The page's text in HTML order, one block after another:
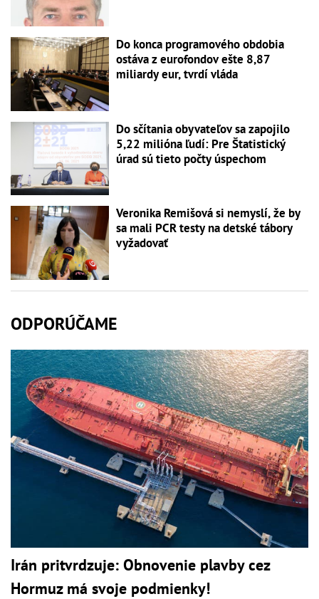
Do konca programového obdobia
ostáva z eurofondov ešte 8,87
miliardy eur, tvrdí vláda
Do sčítania obyvateľov sa zapojilo
5,22 milióna ľudí: Pre Štatistický
úrad sú tieto počty úspechom
Veronika Remišová si nemyslí, že by
sa mali PCR testy na detské tábory
vyžadovať
ODPORÚČAME
Irán pritvrdzuje: Obnovenie plavby cez
Hormuz má svoje podmienky!